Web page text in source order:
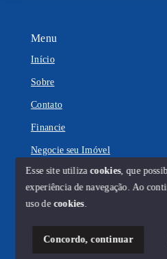
Menu
Início
Sobre
Contato
Financie
Negocie seu Imóvel
© Copyright 2026 - Carvalho e
SITE PARA IMOBILIARIA
Esse site utilizacookies, que
experiência de navegação. Ao
uso decookies.
Concordo, continuar